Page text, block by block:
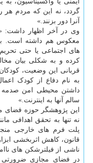
گردد، نه این که مردم هر
آنرا دور بزنند.»
وی در آخر اظهار داشت:
معکوس هم داشته است.
های اجتماعی یا حتی
کرده و به شکلی بیان
قربانی این وضعیت،
به نام دفاع از کودک
داشتن محیطی امن
سالم آنها به اینترنت.»
این پژوهشگر حوزه فضای
نه تنها به تحقق اهدافی
پلت فرم های خارجی
قانون، کاهش اثربخشی
ناشی از فیلترشکن های
در فضای مجازی ضرورتی